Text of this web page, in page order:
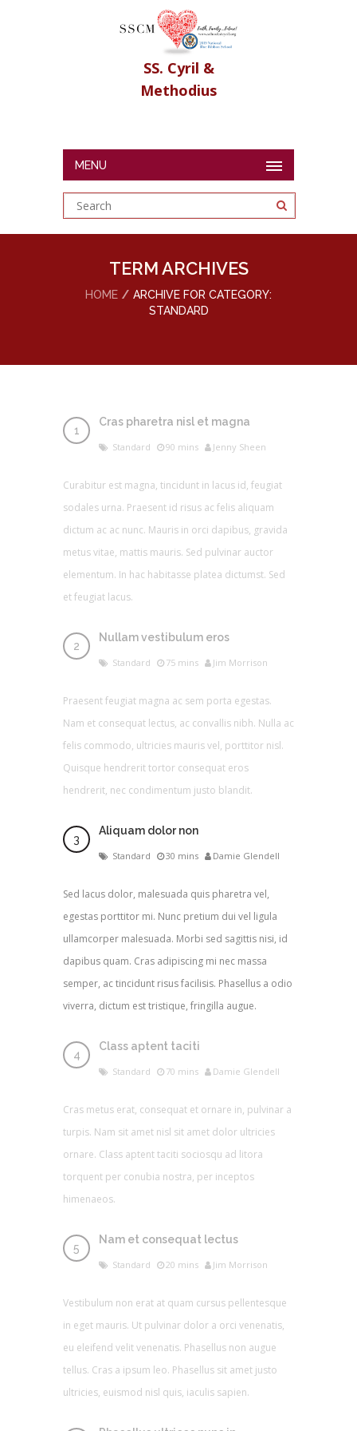
SS. Cyril &
Methodius
MENU
TERM ARCHIVES
HOME
ARCHIVE FOR CATEGORY:
STANDARD
Cras pharetra nisl et magna
Standard 90 mins Jenny Sheen
Curabitur est magna, tincidunt in lacus id, feugiat
sodales urna. Praesent id risus ac felis aliquam
dictum ac ac nunc. Mauris in orci dapibus, gravida
metus vitae, mattis mauris. Sed pulvinar auctor
elementum. In hac habitasse platea dictumst. Sed
et feugiat lacus.
Nullam vestibulum eros
Standard 75 mins Jim Morrison
Praesent feugiat magna ac sem porta egestas.
Nam et consequat lectus, ac convallis nibh. Nulla ac
felis commodo, ultricies mauris vel, porttitor nisl.
Quisque hendrerit tortor consequat eros
hendrerit, nec condimentum justo blandit.
Aliquam dolor non
Standard 30 mins Damie Glendell
Sed lacus dolor, malesuada quis pharetra vel,
egestas porttitor mi. Nunc pretium dui vel ligula
ullamcorper malesuada. Morbi sed sagittis nisi, id
dapibus quam. Cras adipiscing mi nec massa
semper, ac tincidunt risus facilisis. Phasellus a odio
viverra, dictum est tristique, fringilla augue.
Class aptent taciti
Standard 70 mins Damie Glendell
Cras metus erat, consequat et ornare in, pulvinar a
turpis. Nam sit amet nisl sit amet dolor ultricies
ornare. Class aptent taciti sociosqu ad litora
torquent per conubia nostra, per inceptos
himenaeos.
Nam et consequat lectus
Standard 20 mins Jim Morrison
Vestibulum non erat at quam cursus pellentesque
in eget mauris. Ut pulvinar dolor a orci venenatis,
eu eleifend velit venenatis. Phasellus non augue
tellus. Cras a ipsum leo. Phasellus sit amet justo
ultricies, euismod nisl quis, iaculis sapien.